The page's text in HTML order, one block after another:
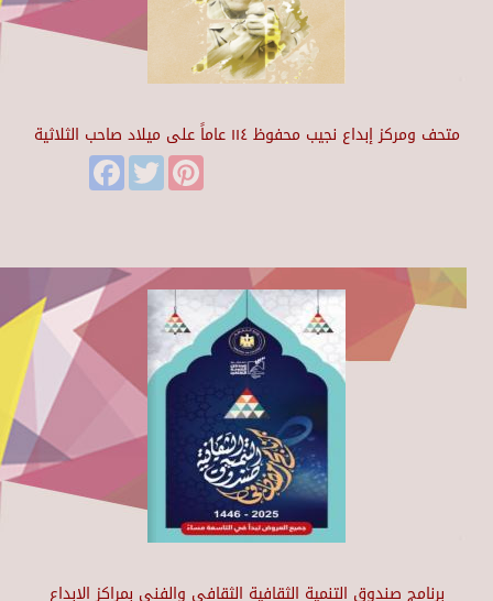
متحف ومركز إبداع نجيب محفوظ ١١٤ عاماً على ميلاد صاحب الثلاثية
FacebookTwitter
برنامج صندوق التنمية الثقافية الثقافي والفني بمراكز الابداع